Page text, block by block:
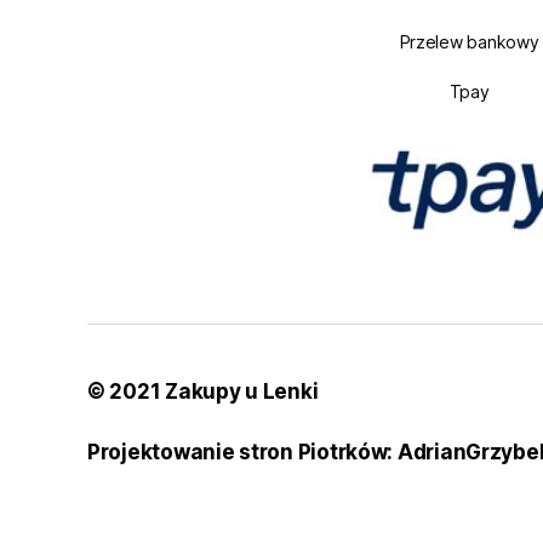
Przelew bankowy
Tpay
© 2021 Zakupy u Lenki
Projektowanie stron Piotrków: